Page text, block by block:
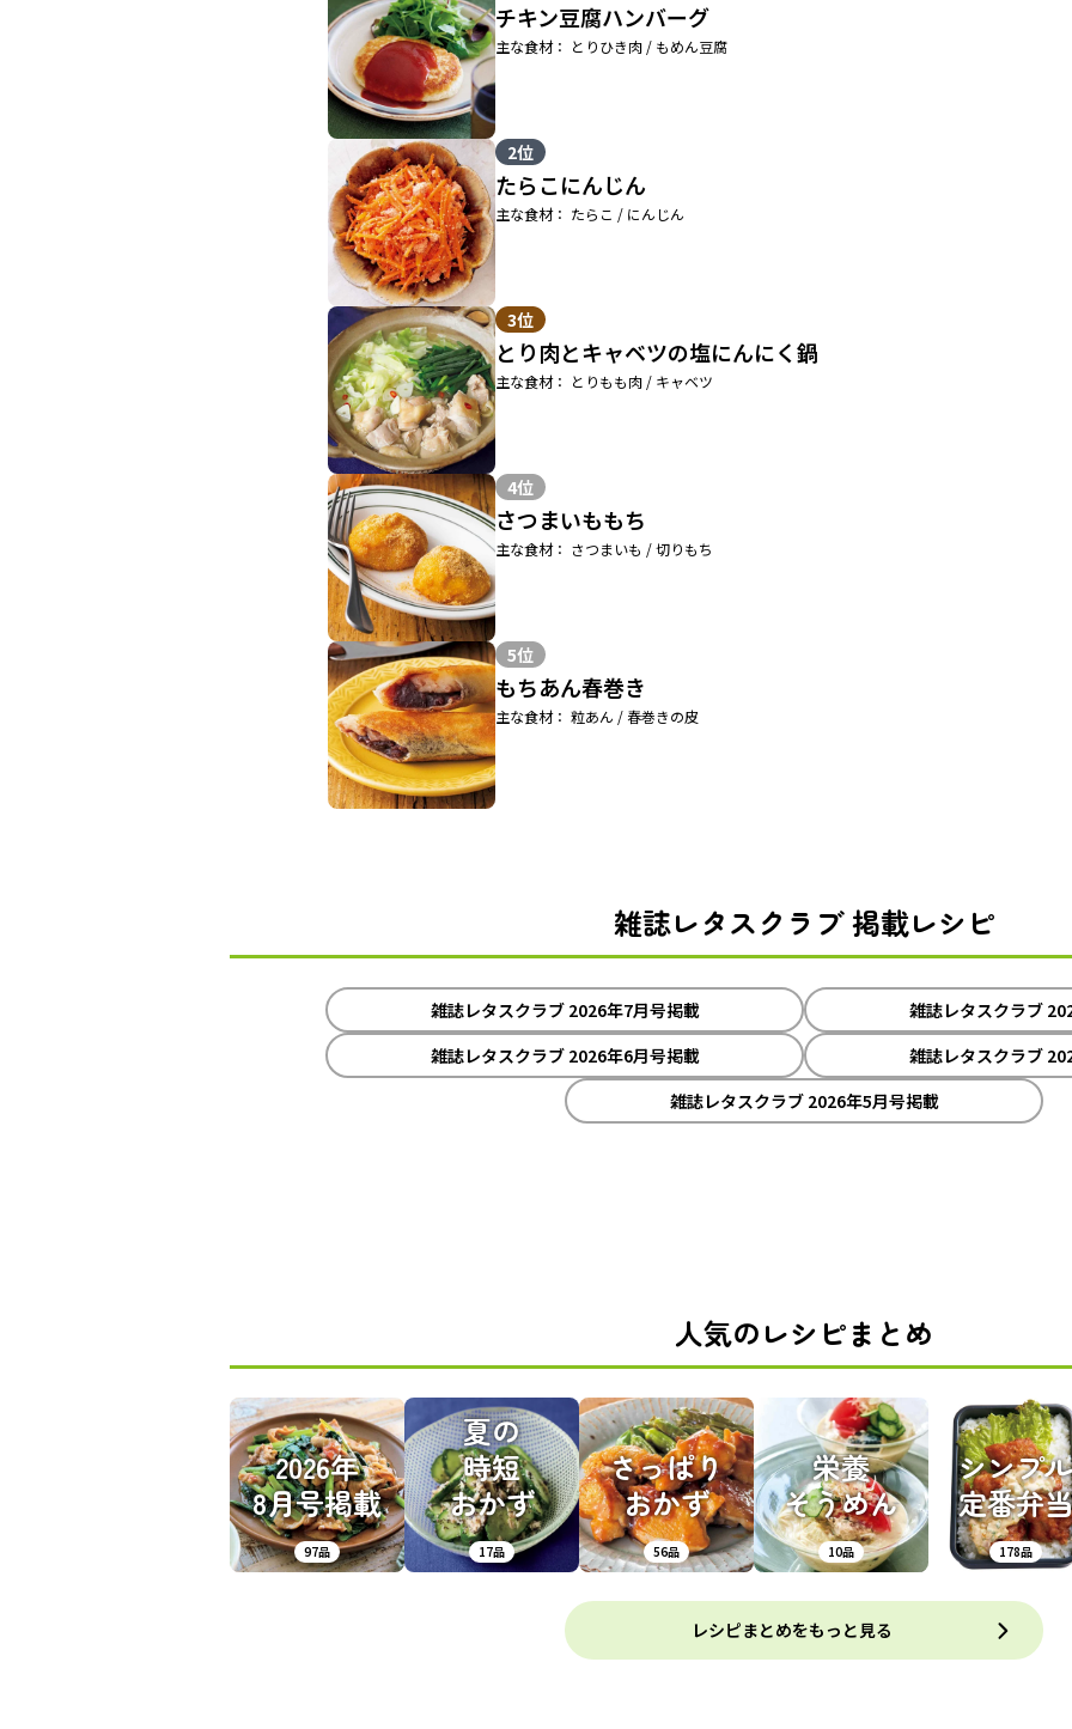
チキン豆腐ハンバーグ
主な食材： とりひき肉 / もめん豆腐
2位
たらこにんじん
主な食材： たらこ / にんじん
3位
とり肉とキャベツの塩にんにく鍋
主な食材： とりもも肉 / キャベツ
4位
さつまいももち
主な食材： さつまいも / 切りもち
5位
もちあん春巻き
主な食材： 粒あん / 春巻きの皮
雑誌レタスクラブ 掲載レシピ
雑誌レタスクラブ 2026年7月号掲載
雑誌レタスクラブ
雑誌レタスクラブ 2026年6月号掲載
雑誌レタスクラブ
雑誌レタスクラブ 2026年5月号掲載
人気のレシピまとめ
2026年
8月号掲載
97品
夏の
時短
おかず
17品
さっぱり
おかず
56品
栄養
そうめん
10品
シンプル
定番弁当
178品
レシピまとめをもっと見る